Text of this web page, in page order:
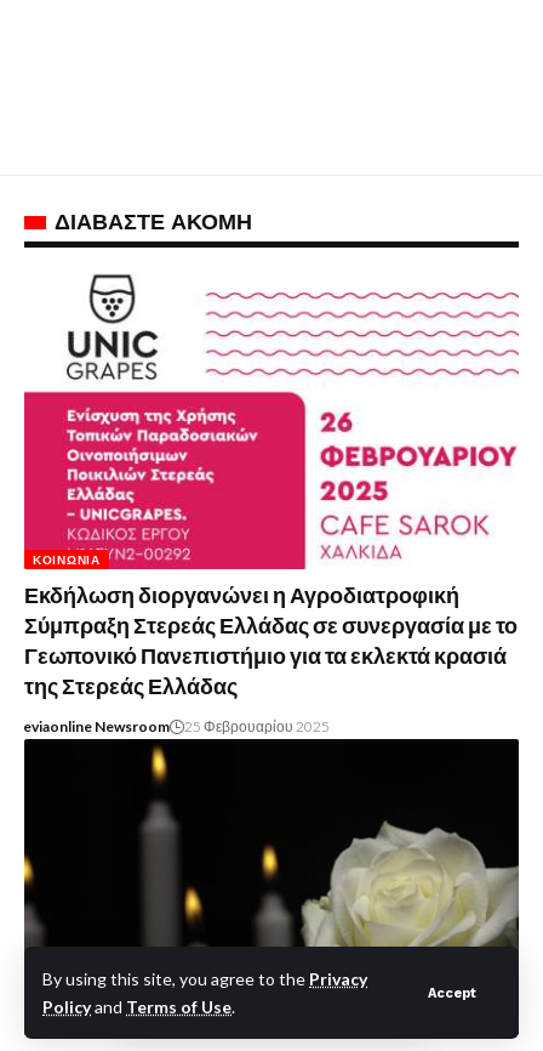
By using this site, you agree to the Privacy
Policyand Terms of Use.
Accept
ΔΙΑΒΑΣΤΕ ΑΚΟΜΗ
ΚΟΙΝΩΝΊΑ
Εκδήλωση διοργανώνει η Αγροδιατροφική
Σύμπραξη Στερεάς Ελλάδας σε συνεργασία με το
Γεωπονικό Πανεπιστήμιο για τα εκλεκτά κρασιά
της Στερεάς Ελλάδας
eviaonline Newsroom 25 Φεβρουαρίου 2025